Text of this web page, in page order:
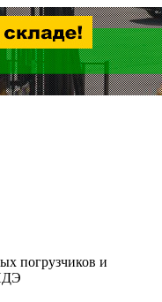
погрузчиков и